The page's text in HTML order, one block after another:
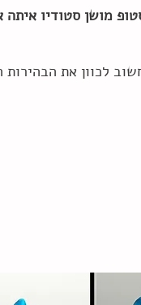
מושן סטודיו איתה
לכוון את הבהירות